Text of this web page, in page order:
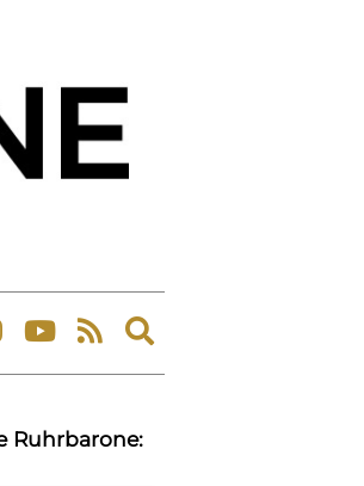
Expand
search
Ruhrbarone: